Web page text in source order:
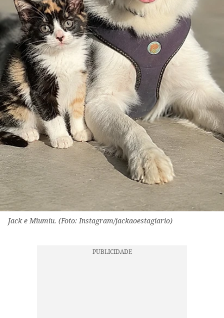
Jack e Miumiu. (Foto: Instagram/jackaoestagiario)